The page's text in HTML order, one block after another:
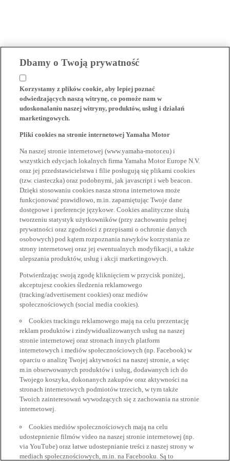
Dbamy o Twoją prywatność
Korzystamy z plików cookie, aby lepiej poznać
odwiedzających naszą witrynę, co pomoże nam w
udoskonalaniu naszej witryny, produktów, usług i działań
marketingowych.
Pliki cookies na stronie internetowej Yamaha Motor
Na naszej stronie internetowej (www.yamaha-motor.eu) i
wszystkich edycjach lokalnych firma Yamaha Motor Europe N.V.
oraz jej przedstawicielstwa i filie posługują się plikami cookies
(tzw. ciasteczka) oraz podobnymi, jak javascript i web beacon.
Dzięki stosowaniu cookies nasza strona internetowa może
funkcjonować prawidłowo, m.in. zapamiętując Twoje dane
dostępowe i preferencje językowe. Cookies analityczne służą
tworzeniu statystyk użytkowników (przy zachowaniu pełnej
prywatności oraz zgodności z przepisami o ochronie danych
osobowych) pod kątem rozpoznania nawyków korzystania ze
strony internetowej oraz jej ewentualnych modyfikacji, a także
ulepszania produktów, usług i akcji marketingowych.
Potwierdzając swoją zgodę kliknięciem w przycisk poniżej,
akceptujesz cookies śledzenia reklamowego
(tracking/advertisement cookies) oraz mediów
społecznościowych (social media cookies).
Cookies trackingu reklamowego mają na celu prezentację
reklam produktów i zindywidualizowanych usług na naszej
stronie internetowej oraz stronach innych platform
internetowych i mediów społecznościowych (np. Facebook) w
oparciu o analizę Twojej aktywności na naszej stronie, a więc
m.in obserwowanych produktów i usług, dodawanych ich do
Twojego koszyka, dokonanych zakupów oraz aktywności na
stronach internetowych podmiotów trzecich, w tym także
Twoich zainteresowań wywodzących się z zachowania na stronie
internetowej.
Cookies mediów społecznościowych mają na celu
udostepnienie filmów video na naszej stronie internetowej (np.
via YouTube) oraz łatwe udostepnianie treści z naszej strony w
mediach społecznościowych, m.in. na Facebooku. Są to